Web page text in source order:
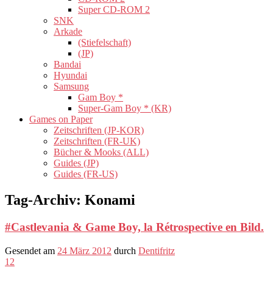
Super CD-ROM 2
SNK
Arkade
(Stiefelschaft)
(JP)
Bandai
Hyundai
Samsung
Gam Boy *
Super-Gam Boy * (KR)
Games on Paper
Zeitschriften (JP-KOR)
Zeitschriften (FR-UK)
Bücher & Mooks (ALL)
Guides (JP)
Guides (FR-US)
Tag-Archiv: Konami
#Castlevania & Game Boy, la Rétrospective en Bild.
Gesendet am 24 März 2012 durch Dentifritz
12